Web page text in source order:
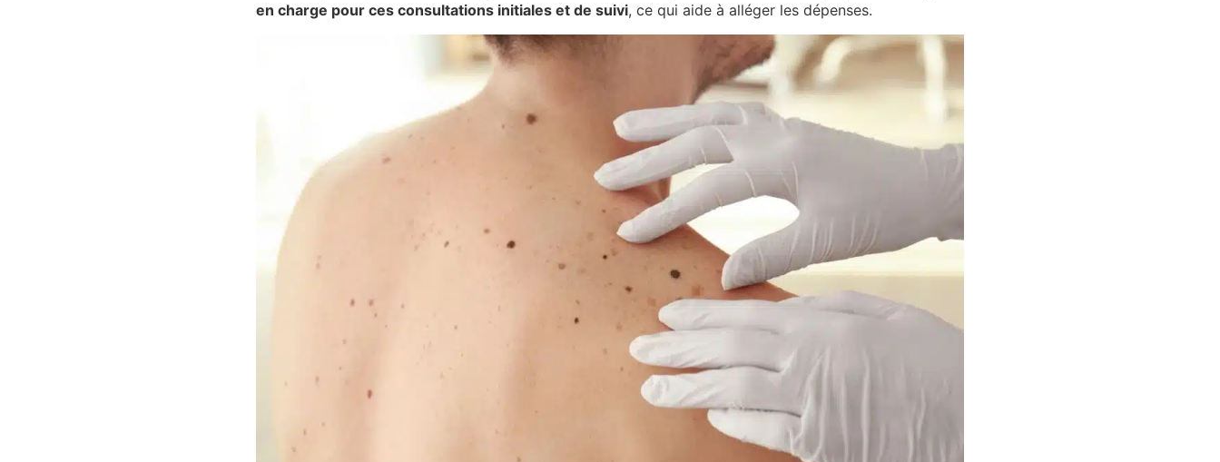
en charge pour ces consultations initiales et de suivi, ce qui aide à alléger les dépenses.